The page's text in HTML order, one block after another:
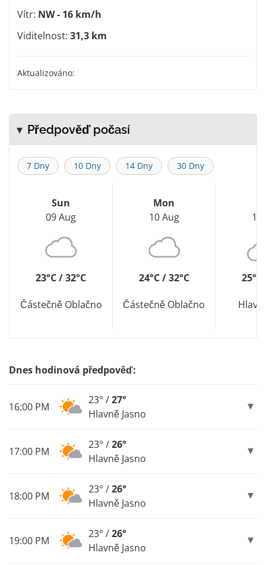
Vítr: NW - 16 km/h
Viditelnost: 31,3 km
Aktualizováno:
Předpověď počasí
7 Dny 10 Dny 14 Dny 30 Dny
Sun
09 Aug
23°C / 32°C
Částečně Oblačno
Mon
10 Aug
24°C / 32°C
Částečně Oblačno
11
25°C
Dnes hodinová předpověď:
16:00 PM
23° /27°
Hlavně Jasno
17:00 PM
23° /26°
Hlavně Jasno
18:00 PM
23° /26°
Hlavně Jasno
19:00 PM
23° /26°
Hlavně Jasno